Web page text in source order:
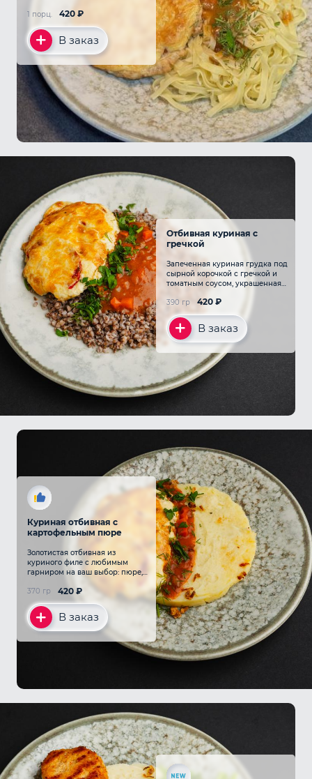
420 ₽
1 порц.
В заказ
Отбивная куриная с
гречкой
Запеченная куриная грудка под
сырной корочкой с гречкой и
томатным соусом, украшенная
420 ₽
390 гр
В заказ
Куриная отбивная с
картофельным пюре
Золотистая отбивная из
куриного филе с любимым
гарниром на ваш выбор: пюре,
420 ₽
370 гр
В заказ